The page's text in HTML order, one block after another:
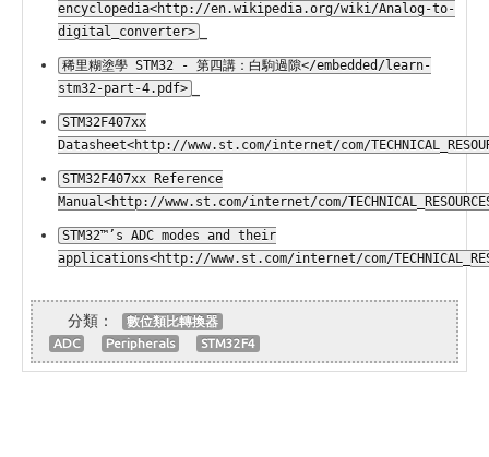
encyclopedia<http://en.wikipedia.org/wiki/Analog-to-
digital_converter>
稀里糊塗學 STM32 - 第四講：白駒過隙</embedded/learn-
stm32-part-4.pdf>
STM32F407xx
Datasheet<http://www.st.com/internet/com/
STM32F407xx Reference
Manual<http://www.st.com/internet/com/TECHNICAL_RESOURCES/
STM32™’s ADC modes and their
applications<http://www.st.com/internet/com/
數位類比轉換器
ADC
Peripherals STM32F4